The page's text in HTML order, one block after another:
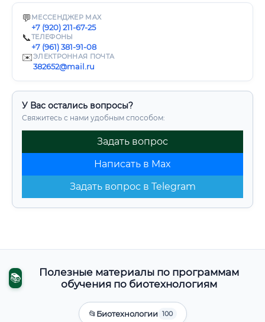
💬 МЕССЕНДЖЕР MAX
+7 (920) 211-67-25
📞ТЕЛЕФОНЫ
+7 (961) 381-91-08
✉️ЭЛЕКТРОННАЯ ПОЧТА
382652@mail.ru
У Вас остались вопросы?
Свяжитесь с нами удобным способом:
Задать вопрос
Написать в Max
Задать вопрос в Telegram
📚
Полезные материалы по программам
обучения по биотехнологиям
📂Биотехнологии 100